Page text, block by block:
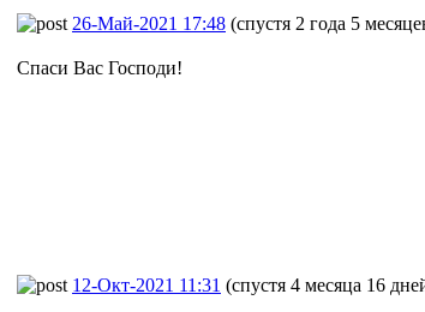
26-Май-2021 17:48 (спустя 2 года 5
Спаси Вас Господи!
12-Окт-2021 11:31 (спустя 4 месяца 16